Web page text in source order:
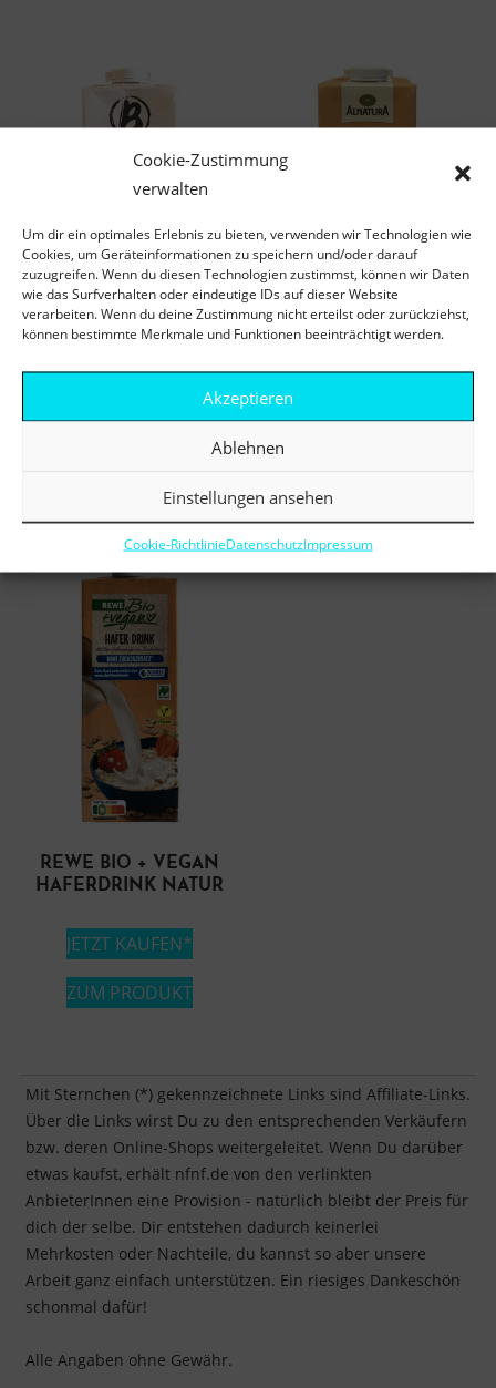
Cookie-Zustimmung
verwalten
Um dir ein optimales Erlebnis zu bieten, verwenden wir Technologien wie
Cookies, um Geräteinformationen zu speichern und/oder darauf
zuzugreifen. Wenn du diesen Technologien zustimmst, können wir Daten
wie das Surfverhalten oder eindeutige IDs auf dieser Website
verarbeiten. Wenn du deine Zustimmung nicht erteilst oder zurückziehst,
können bestimmte Merkmale und Funktionen beeinträchtigt werden.
Akzeptieren
Ablehnen
Einstellungen ansehen
Cookie-RichtlinieDatenschutzImpressum
BERIEF BIO
HAFERDRINK NATUR
ZUM PRODUKT
ALNATURA
REWE BIO + VEGAN
HAFERDRINK NATUR
JETZT KAUFEN*
ZUM PRODUKT
Mit Sternchen (*) gekennzeichnete Links sind Affiliate-Links.
Über die Links wirst Du zu den entsprechenden Verkäufern
bzw. deren Online-Shops weitergeleitet. Wenn Du darüber
etwas kaufst, erhält nfnf.de von den verlinkten
AnbieterInnen eine Provision - natürlich bleibt der Preis für
dich der selbe. Dir entstehen dadurch keinerlei
Mehrkosten oder Nachteile, du kannst so aber unsere
Arbeit ganz einfach unterstützen. Ein riesiges Dankeschön
schonmal dafür!
Alle Angaben ohne Gewähr.